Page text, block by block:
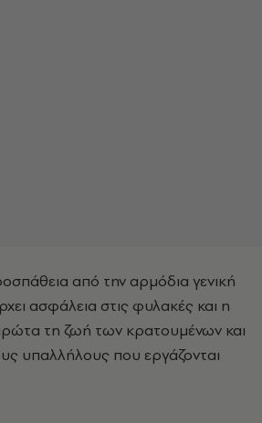
από την αρμόδια γενική
ασφάλεια στις φυλακές και η
τη ζωή των κρατουμένων και
υπαλλήλους που εργάζονται